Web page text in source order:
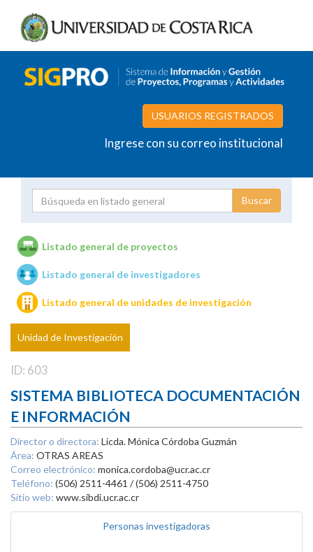
USUARIOS REGISTRADOS
Ingrese con su correo institucional
Unidades de investigación
Listado general de proyectos
Listado general de investigadores
Listado general de unidades de investigación
Unidad de Investigación
ID: 603
SISTEMA BIBLIOTECA DOCUMENTACIÓN
E INFORMACIÓN
Director o directora: Licda. Mónica Córdoba Guzmán
Área: OTRAS AREAS
Correo electrónico: monica.cordoba@ucr.ac.cr
Teléfono: (506) 2511-4461 / (506) 2511-4750
Sitio web: www.sibdi.ucr.ac.cr
Personas investigadoras